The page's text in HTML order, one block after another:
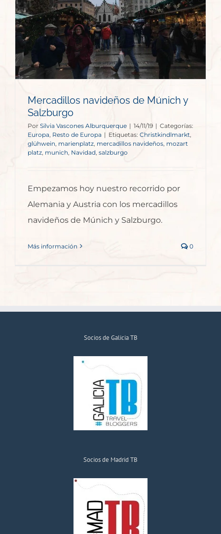
Mercadillos navideños de Múnich y
Salzburgo
Por Silvia Vascones Alburquerque | 14/11/19 | Categorías:
Europa, Resto de Europa | Etiquetas: Christkindlmarkt
glühwein, marienplatz, mercadillos navideños, mozart
platz munich Navidad, salzburgo
Empezamos hoy nuestro recorrido por
Alemania y Austria con los mercadillos
navideños de Múnich y Salzburgo.
Más información 0
Socios de Galicia TB
Socios de Madrid TB